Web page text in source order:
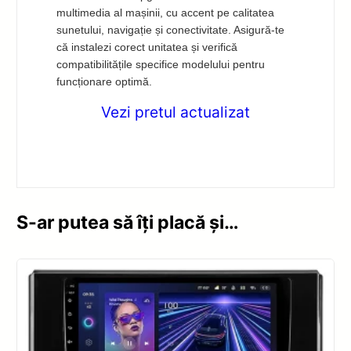
multimedia al mașinii, cu accent pe calitatea
sunetului, navigație și conectivitate. Asigură-te
că instalezi corect unitatea și verifică
compatibilitățile specifice modelului pentru
funcționare optimă.
Vezi pretul actualizat
S-ar putea să îți placă și…